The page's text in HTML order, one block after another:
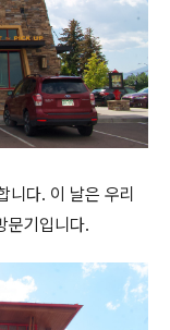
니다. 이 날은 우리
문기입니다.